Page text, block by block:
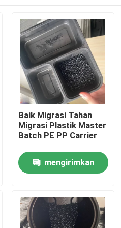
Baik Migrasi Tahan
Migrasi Plastik Master
Batch PE PP Carrier
mengirimkan